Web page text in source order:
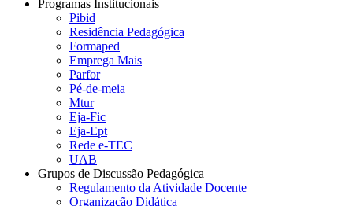
Programas Institucionais
Pibid
Residência Pedagógica
Formaped
Emprega Mais
Parfor
Pé-de-meia
Mtur
Eja-Fic
Eja-Ept
Rede e-TEC
UAB
Grupos de Discussão Pedagógica
Regulamento da Atividade Docente
Organização Didática